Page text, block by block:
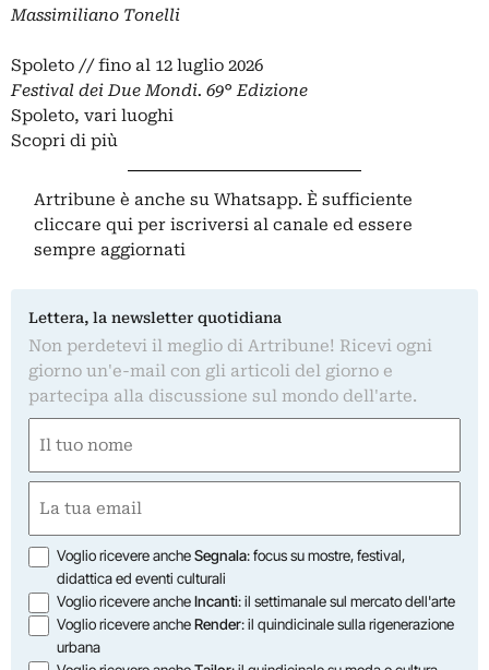
Massimiliano Tonelli
Spoleto // fino al 12 luglio 2026
Festival dei Due Mondi. 69° Edizione
Spoleto, vari luoghi
Scopri di più
Artribune è anche su Whatsapp. È sufficiente
cliccare qui per iscriversi al canale ed essere
sempre aggiornati
Lettera, la newsletter quotidiana
Non perdetevi il meglio di Artribune! Ricevi ogni
giorno un'e-mail con gli articoli del giorno e
partecipa alla discussione sul mondo dell'arte.
(Obbligatorio)
Nome
(Obbligatorio)
Opzioni
Voglio ricevere ancheSegnala: focus su mostre, festival,
didattica ed eventi culturali
Voglio ricevere ancheIncanti: il settimanale sul mercato dell'arte
Voglio ricevere ancheRender: il quindicinale sulla rigenerazione
urbana